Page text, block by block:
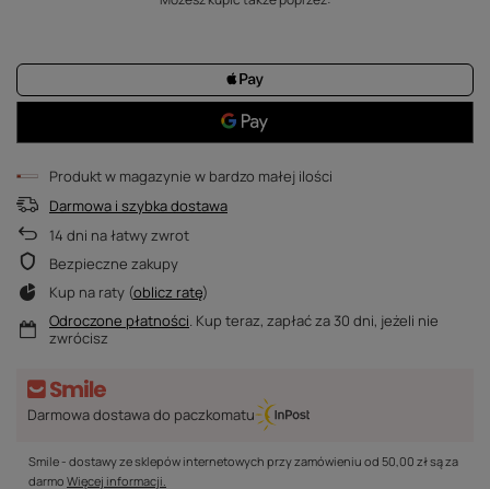
Produkt w magazynie w bardzo małej ilości
Darmowa i szybka dostawa
14 dni na łatwy zwrot
Bezpieczne zakupy
Kup na raty (oblicz ratę)
Odroczone płatności. Kup teraz, zapłać za 30 dni, jeżeli nie
zwrócisz
Darmowa dostawa do paczkomatu
Smile - dostawy ze sklepów internetowych przy zamówieniu od 50,00 złsą za
darmo Więcej informacji.